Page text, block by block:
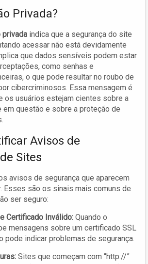
Privada?
privada indica que a segurança do site
acessar não está devidamente
que dados sensíveis podem estar
como senhas e
o que pode resultar no roubo de
cibercriminosos. Essa mensagem é
os usuários estejam cientes sobre a
em questão e sobre a proteção de
Avisos de
Sites
avisos de segurança que aparecem
Esses são os sinais mais comuns de
ser seguro:
Certificado Inválido: Quando o
mensagens sobre um certificado SSL
pode indicar problemas de segurança.
Sites que começam com “http://”